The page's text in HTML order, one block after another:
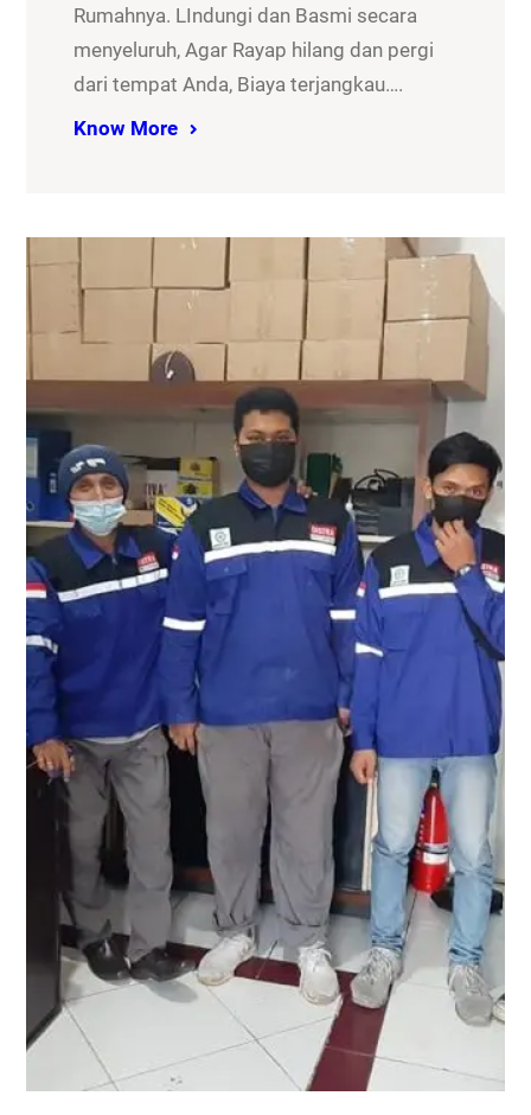
Rumahnya. LIndungi dan Basmi secara
menyeluruh, Agar Rayap hilang dan pergi
dari tempat Anda, Biaya terjangkau….
Know More